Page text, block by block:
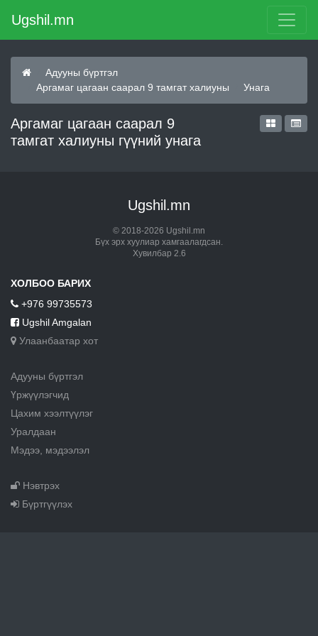
Ugshil.mn
Адууны бүртгэл
Аргамаг цагаан саарал 9 тамгат халиуны
Унага
Аргамаг цагаан саарал 9
тамгат халиуны гүүний унага
Ugshil.mn
© 2018-2026 Ugshil.mn
Бүх эрх хуулиар хамгаалагдсан.
Хувилбар 2.6
ХОЛБОО БАРИХ
+976 99735573
Ugshil Amgalan
Улаанбаатар хот
Адууны бүртгэл
Үржүүлэгчид
Цахим хээлтүүлэг
Уралдаан
Мэдээ, мэдээлэл
Нэвтрэх
Бүртгүүлэх